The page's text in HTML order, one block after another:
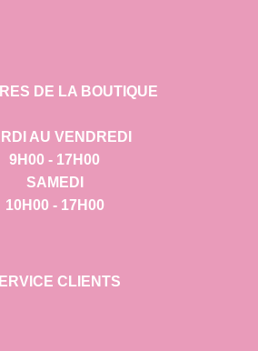
DE LA BOUTIQUE
AU VENDREDI
9H00 - 17H00
SAMEDI
10H00 - 17H00
CLIENTS